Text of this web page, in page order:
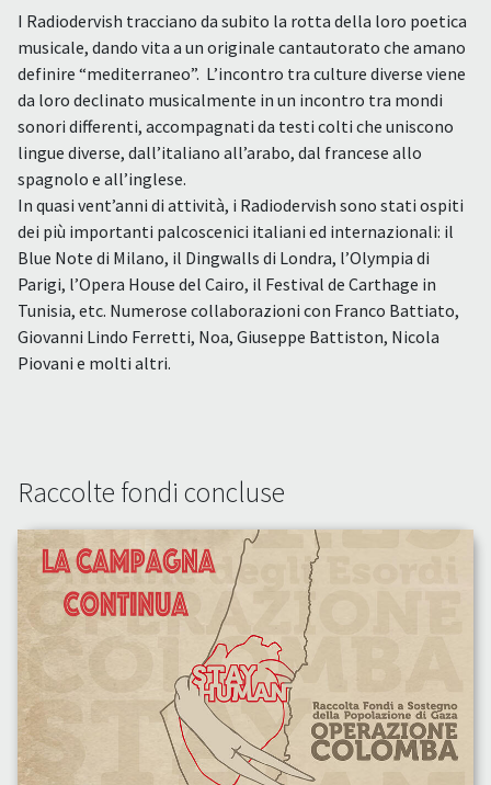
I Radiodervish tracciano da subito la rotta della loro poetica
musicale, dando vita a un originale cantautorato che amano
definire “mediterraneo”. L’incontro tra culture diverse viene
da loro declinato musicalmente in un incontro tra mondi
sonori differenti, accompagnati da testi colti che uniscono
lingue diverse, dall’italiano all’arabo, dal francese allo
spagnolo e all’inglese.
In quasi vent’anni di attività, i Radiodervish sono stati ospiti
dei più importanti palcoscenici italiani ed internazionali: il
Blue Note di Milano, il Dingwalls di Londra, l’Olympia di
Parigi, l’Opera House del Cairo, il Festival de Carthage in
Tunisia, etc. Numerose collaborazioni con Franco Battiato,
Giovanni Lindo Ferretti, Noa, Giuseppe Battiston, Nicola
Piovani e molti altri.
Raccolte fondi concluse